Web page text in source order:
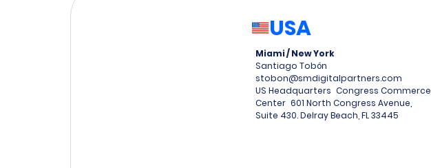
USA
Miami / New York
Santiago Tobón
stobon@smdigitalpartners.com
US Headquarters Congress Commerce
Center 601 North Congress Avenue,
Suite 430. Delray Beach, FL 33445